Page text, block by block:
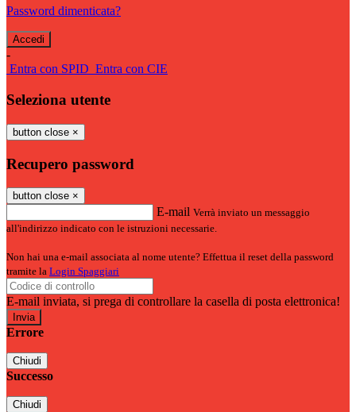
Password dimenticata?
-
Entra con SPID Entra con CIE
Seleziona utente
button close ×
Recupero password
button close ×
E-mail Verrà inviato un messaggio
all'indirizzo indicato con le istruzioni necessarie.
Non hai una e-mail associata al nome utente? Effettua il reset della password
tramite la Login Spaggiari
E-mail inviata, si prega di controllare la casella di posta elettronica!
Errore
Chiudi
Successo
Chiudi